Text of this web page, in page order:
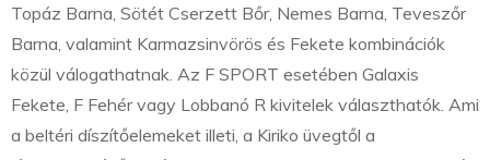
Topáz Barna, Sötét Cserzett Bőr, Nemes Barna, Teveszőr
Barna, valamint Karmazsinvörös és Fekete kombinációk
közül válogathatnak. Az F SPORT esetében Galaxis
Fekete, F Fehér vagy Lobbanó R kivitelek választhatók. Ami
a beltéri díszítőelemeket illeti, a Kiriko üvegtől a